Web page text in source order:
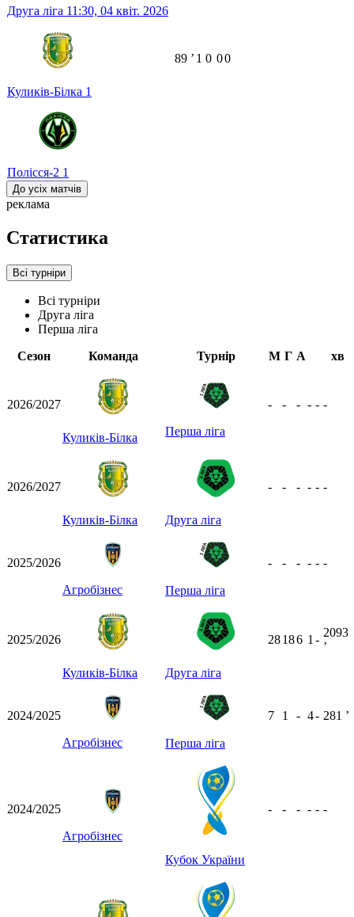
Друга ліга 11:30, 04 квіт. 2026
Куликів-Білка 1
Полісся-2 1
89 ʼ 1 0 00
До усіх матчів
реклама
Статистика
Всі турніри
Всі турніри
Друга ліга
Перша ліга
Сезон
Команда Турнір М Г А хв
2026/2027
Куликів-Білка Перша ліга
- - - - - -
2026/2027
Куликів-Білка Друга ліга
- - - - - -
2025/2026
Агробізнес
Перша ліга
- - - - - -
2025/2026
Куликів-Білка Друга ліга
28186 1 -
2093
ʼ
2024/2025
Агробізнес
Перша ліга
7 1 - 4- 281 ʼ
2024/2025
Агробізнес
Кубок України
- - - - - -